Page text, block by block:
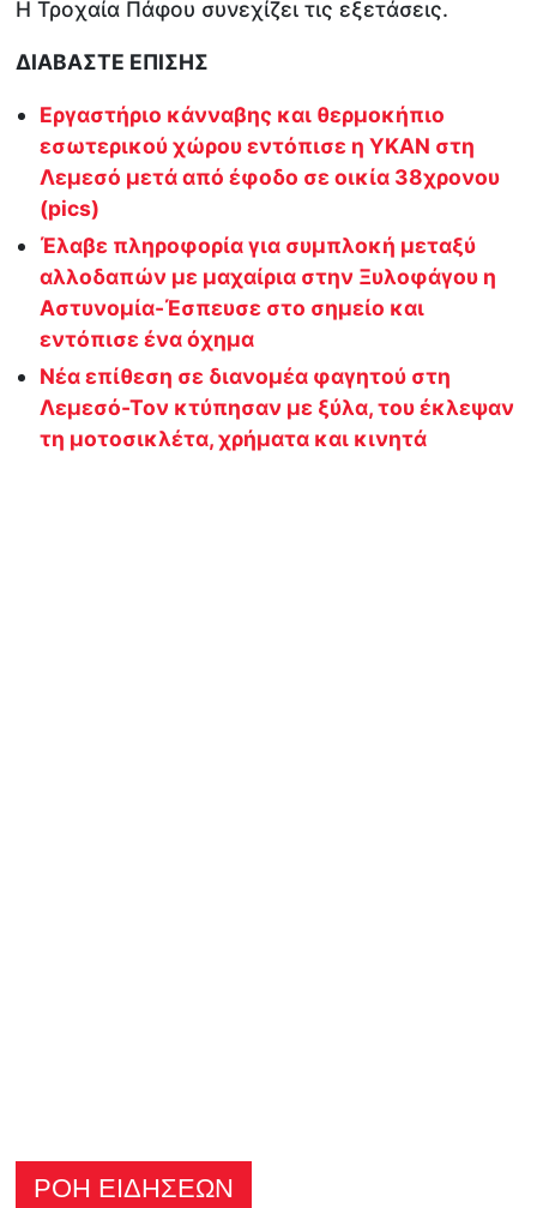
Η Τροχαία Πάφου συνεχίζει τις εξετάσεις.
ΔΙΑΒΑΣΤΕ ΕΠΙΣΗΣ
Εργαστήριο κάνναβης και θερμοκήπιο
εσωτερικού χώρου εντόπισε η ΥΚΑΝ στη
Λεμεσό μετά από έφοδο σε οικία 38χρονου
(pics)
Έλαβε πληροφορία για συμπλοκή μεταξύ
αλλοδαπών με μαχαίρια στην Ξυλοφάγου η
Αστυνομία-Έσπευσε στο σημείο και
εντόπισε ένα όχημα
Νέα επίθεση σε διανομέα φαγητού στη
Λεμεσό-Τον κτύπησαν με ξύλα, του έκλεψαν
τη μοτοσικλέτα, χρήματα και κινητά
ΡΟΗ ΕΙΔΗΣΕΩΝ